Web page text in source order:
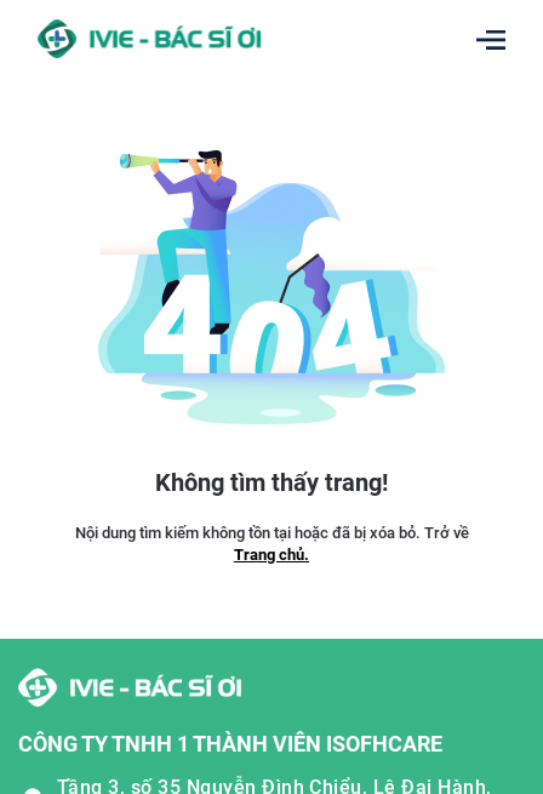
Không tìm thấy trang!
Nội dung tìm kiếm không tồn tại hoặc đã bị xóa bỏ. Trở về
Trang chủ.
CÔNG TY TNHH 1 THÀNH VIÊN ISOFHCARE
Tầng 3, số 35 Nguyễn Đình Chiểu, Lê Đại Hành,